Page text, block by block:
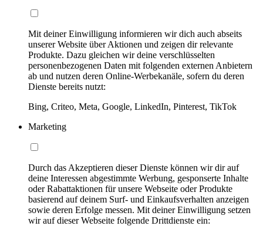
Mit deiner Einwilligung informieren wir dich auch abseits
unserer Website über Aktionen und zeigen dir relevante
Produkte. Dazu gleichen wir deine verschlüsselten
personenbezogenen Daten mit folgenden externen Anbietern
ab und nutzen deren Online-Werbekanäle, sofern du deren
Dienste bereits nutzt:
Bing, Criteo, Meta, Google, LinkedIn, Pinterest, TikTok
Marketing
Durch das Akzeptieren dieser Dienste können wir dir auf
deine Interessen abgestimmte Werbung, gesponserte Inhalte
oder Rabattaktionen für unsere Webseite oder Produkte
basierend auf deinem Surf- und Einkaufsverhalten anzeigen
sowie deren Erfolge messen. Mit deiner Einwilligung setzen
wir auf dieser Webseite folgende Drittdienste ein: